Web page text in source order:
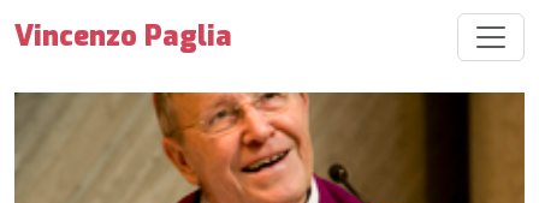
Vincenzo Paglia